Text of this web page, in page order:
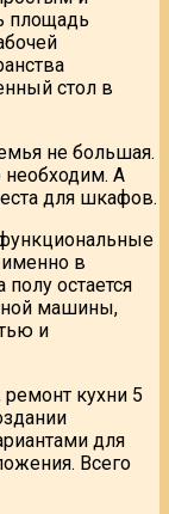
площадь
стол в
не большая.
необходим. А
для шкафов.
именно в
остается
машины,
и
кухни 5
для
Всего